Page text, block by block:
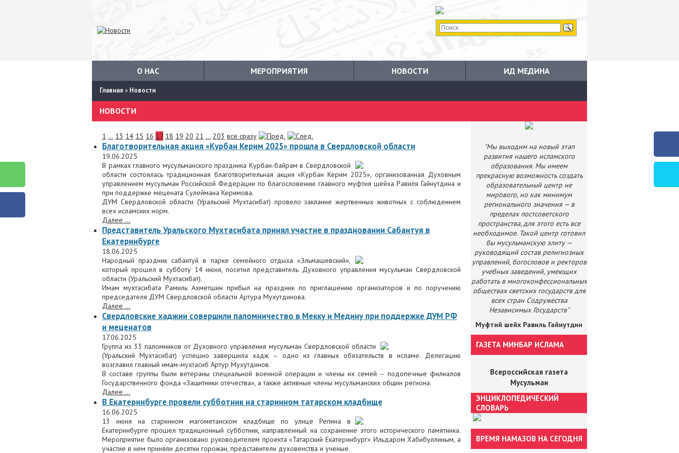
О НАС МЕРОПРИЯТИЯ НОВОСТИ ИД МЕДИНА
Главная » Новости
"Мы выходим на новый этап
развития нашего исламского
образования. Мы имеем
прекрасную возможность создать
образовательный центр не
мирового, но как минимум
регионального значения — в
пределах постсоветского
пространства, для этого есть все
необходимое. Такой центр готовил
бы мусульманскую элиту —
руководящий состав религиозных
управлений, богословов и ректоров
учебных заведений, умеющих
работать в многоконфессиональных
обществах светских государств для
всех стран Содружества
Независимых Государств"
Муфтий шейх Равиль Гайнутдин
ГАЗЕТА МИНБАР ИСЛАМА
Всероссийская газета
Мусульман
ЭНЦИКЛОПЕДИЧЕСКИЙ
СЛОВАРЬ
ВРЕМЯ НАМАЗОВ НА СЕГОДНЯ
НОВОСТИ
1 ... 13 14 15 16 17 18 19 20 21 ... 203 все сразу
Благотворительная акция «Курбан Керим 2025» прошла в Свердловской области
19.06.2025
В рамках главного мусульманского праздника Курбан-байрам в Свердловской
области состоялась традиционная благотворительная акция «Курбан Керим 2025», организованная Духовным
управлением мусульман Российской Федерации по благословению главного муфтия шейха Равиля Гайнутдина и
при поддержке мецената Сулеймана Керимова.
ДУМ Свердловской области (Уральский Мухтасибат) провело заклание жертвенных животных с соблюдением
всех исламских норм.
Далее ...
Представитель Уральского Мухтасибата принял участие в праздновании Сабантуя в
Екатеринбурге
18.06.2025
Народный праздник сабантуй в парке семейного отдыха «Эльмашевский»,
который прошел в субботу 14 июня, посетил представитель Духовного управления мусульман Свердловской
области (Уральский Мухтасибат).
Имам мухтасибата Рамиль Ахметшин прибыл на праздник по приглашению организаторов и по поручению
председателя ДУМ Свердловской области Артура Мухутдинова.
Далее ...
Свердловские хаджии совершили паломничество в Мекку и Медину при поддержке ДУМ РФ
и меценатов
17.06.2025
Группа из 33 паломников от Духовного управления мусульман Свердловской области
(Уральский Мухтасибат) успешно завершила хадж – одно из главных обязательств в исламе. Делегацию
возглавил главный имам-мухтасиб Артур Мухутдинов.
В составе группы были ветераны специальной военной операции и члены их семей – подопечные филиалов
Государственного фонда «Защитники отечества», а также активные члены мусульманских общин региона.
Далее ...
В Екатеринбурге провели субботник на старинном татарском кладбище
16.06.2025
13 июня на старинном магометанском кладбище по улице Репина в
Екатеринбурге прошел традиционный субботник, направленный на сохранение этого исторического памятника.
Мероприятие было организовано руководителем проекта «Татарский Екатеринбург» Ильдаром Хабибуллиным, а
участие в нем приняли десятки горожан, представители духовенства и ученые.